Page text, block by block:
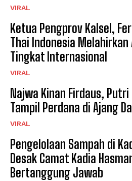
VIRAL
Ketua Pengprov Kalsel,
Thai Indonesia
Tingkat Internasional
VIRAL
Najwa Kinan Firdaus, Putri
Tampil Perdana di Ajang
VIRAL
Pengelolaan Sampah di
Desak Camat Kadia
Bertanggung Jawab